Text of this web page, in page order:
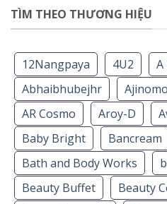
TÌM THEO THƯƠNG HIỆU
12Nangpaya 4U2
A
Abhaibhubejhr
AR Cosmo
Aroy-D
Baby Bright
Bancream
Bath and Body Works
Beauty Buffet
Beauty